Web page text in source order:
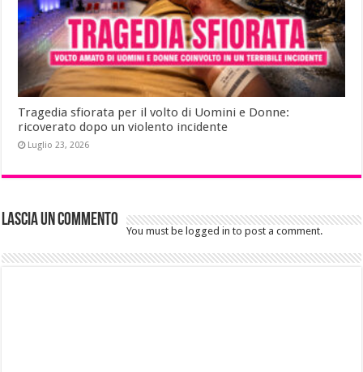
Tragedia sfiorata per il volto di Uomini e Donne:
ricoverato dopo un violento incidente
Luglio 23, 2026
Lascia un commento
You must be logged in to post a comment.